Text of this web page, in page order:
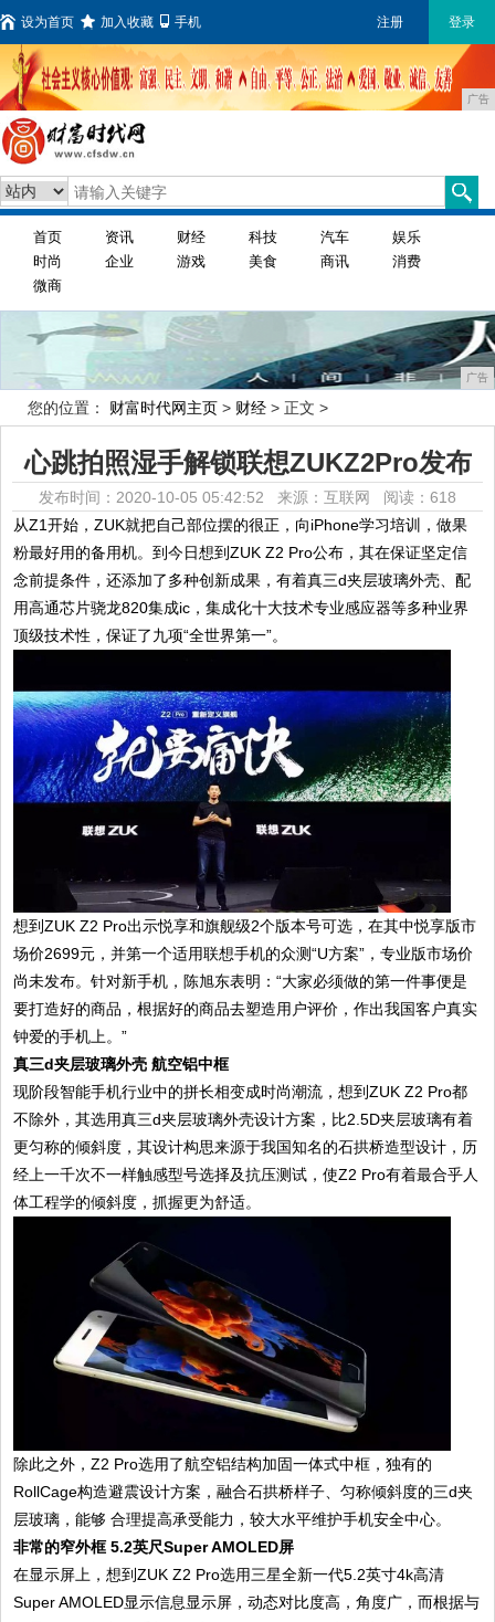
设为首页 加入收藏 手机 注册 登录
广告
首页 资讯 财经 科技 汽车
娱乐
时尚
企业 游戏 美食 商讯
消费
微商
广告
您的位置： 财富时代网主页 > 财经 > 正文 >
心跳拍照湿手解锁联想ZUKZ2Pro发布
发布时间：2020-10-05 05:42:52 来源：互联网 阅读：618
从Z1开始，ZUK就把自己部位摆的很正，向iPhone学习培训，做果
粉最好用的备用机。到今日想到ZUK Z2 Pro公布，其在保证坚定信
念前提条件，还添加了多种创新成果，有着真三d夹层玻璃外壳、配
用高通芯片骁龙820集成ic，集成化十大技术专业感应器等多种业界
顶级技术性，保证了九项“全世界第一”。
想到ZUK Z2 Pro出示悦享和旗舰级2个版本号可选，在其中悦享版市
场价2699元，并第一个适用联想手机的众测“U方案”，专业版市场价
尚未发布。针对新手机，陈旭东表明：“大家必须做的第一件事便是
要打造好的商品，根据好的商品去塑造用户评价，作出我国客户真实
钟爱的手机上。”
真三d夹层玻璃外壳 航空铝中框
现阶段智能手机行业中的拼长相变成时尚潮流，想到ZUK Z2 Pro都
不除外，其选用真三d夹层玻璃外壳设计方案，比2.5D夹层玻璃有着
更匀称的倾斜度，其设计构思来源于我国知名的石拱桥造型设计，历
经上一千次不一样触感型号选择及抗压测试，使Z2 Pro有着最合乎人
体工程学的倾斜度，抓握更为舒适。
除此之外，Z2 Pro选用了航空铝结构加固一体式中框，独有的
RollCage构造避震设计方案，融合石拱桥样子、匀称倾斜度的三d夹
层玻璃，能够 合理提高承受能力，较大水平维护手机安全中心。
非常的窄外框5.2英尺Super AMOLED屏
在显示屏上，想到ZUK Z2 Pro选用三星全新一代5.2英寸4k高清
Super AMOLED显示信息显示屏，动态对比度高，角度广，而根据与